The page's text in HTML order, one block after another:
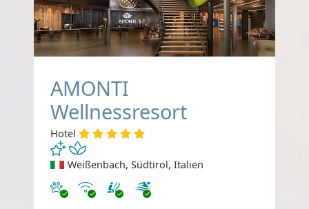
AMONTI
Wellnessresort
Hotel
Weißenbach, Südtirol, Italien
Haustiere erlaubt
Internet